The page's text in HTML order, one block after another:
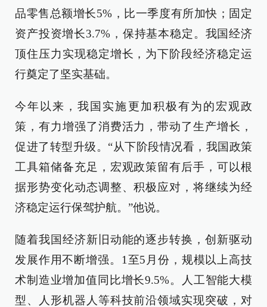
品零售总额增长5%，比一季度有所加快；固定
资产投资增长3.7%，保持基本稳定。我国经济
顶住压力实现稳定增长，为下阶段经济稳定运
行奠定了坚实基础。
今年以来，我国实施更加积极有为的宏观政
策，有力增强了消费活力，带动了生产增长，
促进了转型升级。“从下阶段情况看，我国政策
工具箱储备充足，宏观政策留有后手，可以根
据形势变化动态调整、积极应对，将继续为经
济稳定运行保驾护航。”他说。
随着我国经济新旧动能的逐步转换，创新驱动
发展作用不断增强。1至5月份，规模以上高技
术制造业增加值同比增长9.5%。人工智能大模
型、人形机器人等科技前沿领域实现突破，对